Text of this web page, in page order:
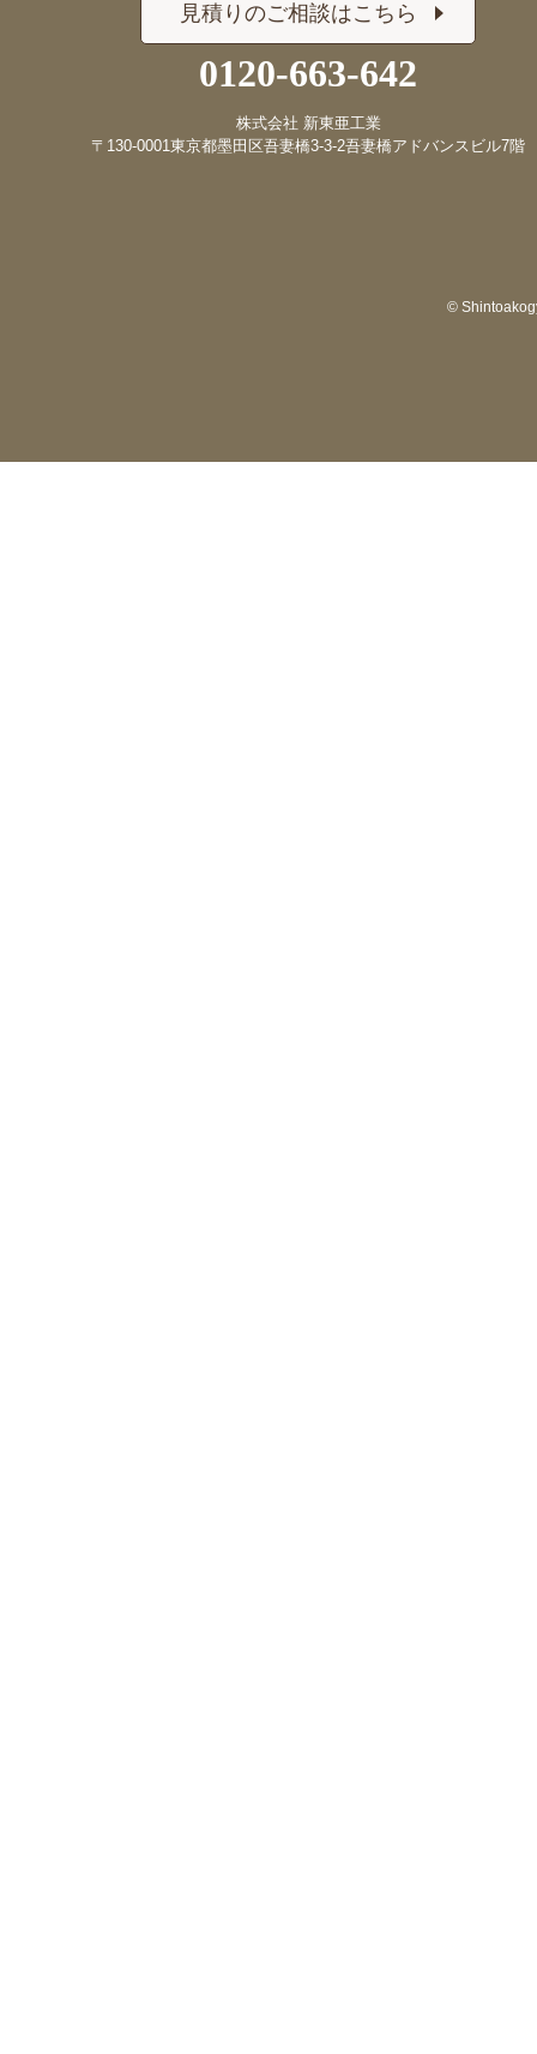
見積りのご相談はこちら
0120-663-642
株式会社 新東亜工業
〒130-0001東京都墨田区吾妻橋3-3-2吾妻橋アドバンスビル7階
©